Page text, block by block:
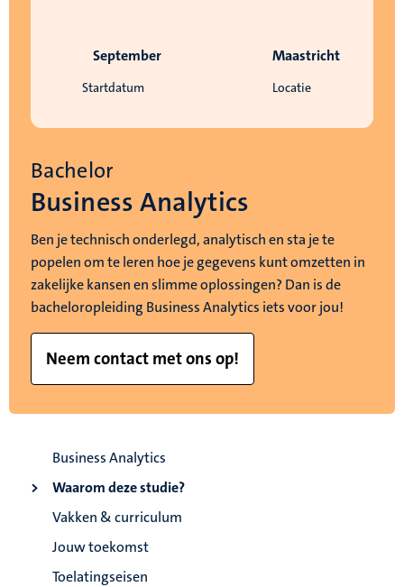
Startdatum
September
Locatie
Maastricht
Bachelor
Business Analytics
Ben je technisch onderlegd, analytisch en sta je te
popelen om te leren hoe je gegevens kunt omzetten in
zakelijke kansen en slimme oplossingen? Dan is de
bacheloropleiding Business Analytics iets voor jou!
Neem contact met ons op!
Business Analytics
Waarom deze studie?
Vakken & curriculum
Jouw toekomst
Toelatingseisen